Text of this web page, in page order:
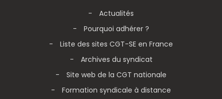
Actualités
Pourquoi adhérer ?
Liste des sites CGT-SE en France
Archives du syndicat
Site web de la CGT nationale
Formation syndicale à distance